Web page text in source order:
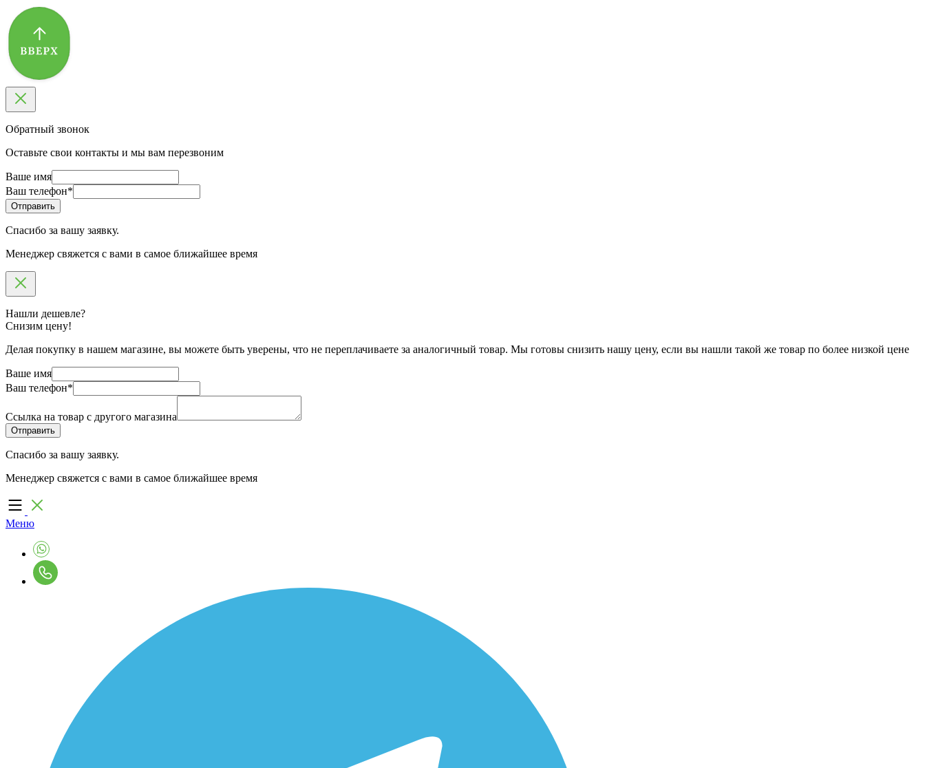
Обратный звонок
Оставьте свои контакты и мы вам перезвоним
Ваше имя
Ваш телефон*
Спасибо за вашу заявку.
Менеджер свяжется с вами в самое ближайшее время
Нашли дешевле?
Снизим цену!
Делая покупку в нашем магазине, вы можете быть уверены, что не переплачиваете за аналогичный товар. Мы готовы снизить нашу цену, если вы нашли такой же товар по более низкой цене
Ваше имя
Ваш телефон*
Ссылка на товар с другого магазина
Спасибо за вашу заявку.
Менеджер свяжется с вами в самое ближайшее время
Меню